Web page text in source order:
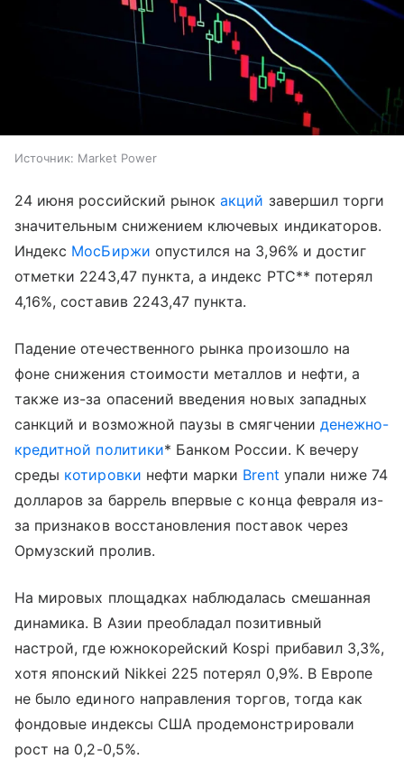
Источник: Market Power
24 июня российский рынокакций завершил торги
значительным снижением ключевых индикаторов.
Индекс МосБиржи опустился на 3,96% и достиг
отметки 2243,47 пункта, а индекс РТС** потерял
4,16%, составив 2243,47 пункта.
Падение отечественного рынка произошло на
фоне снижения стоимости металлов и нефти, а
также из-за опасений введения новых западных
санкций и возможной паузы в смягчении денежно-
кредитной политики* Банком России. К вечеру
среды котировки нефти марки Brent упали ниже 74
долларов за баррель впервые с конца февраля из-
за признаков восстановления поставок через
Ормузский пролив.
На мировых площадках наблюдалась смешанная
динамика. В Азии преобладал позитивный
настрой, где южнокорейский Kospi прибавил 3,3%,
хотя японский Nikkei 225 потерял 0,9%. В Европе
не было единого направления торгов, тогда как
фондовые индексы США продемонстрировали
рост на 0,2-0,5%.